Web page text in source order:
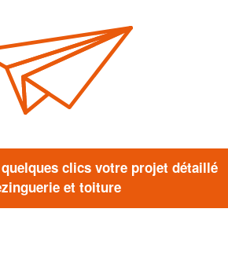
clics votre projet détaillé
et toiture